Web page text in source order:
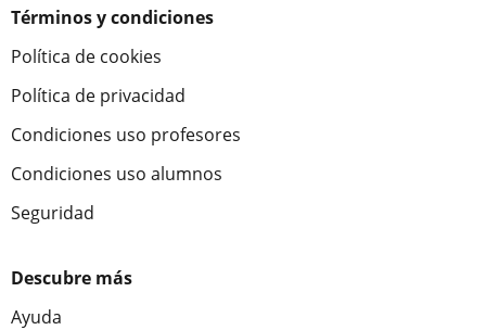
Términos y condiciones
Política de cookies
Política de privacidad
Condiciones uso profesores
Condiciones uso alumnos
Seguridad
Descubre más
Ayuda